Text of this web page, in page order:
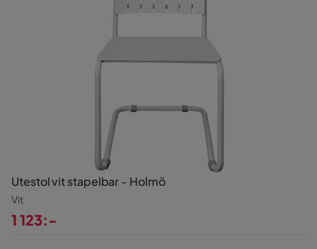
Utestol vit stapelbar - Holmö
Vit
1 123:-